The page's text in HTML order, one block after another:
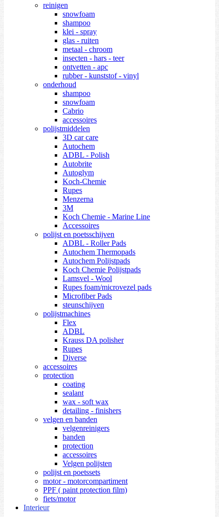
reinigen
snowfoam
shampoo
klei - spray
glas - ruiten
metaal - chroom
insecten - hars - teer
ontvetten - apc
rubber - kunststof - vinyl
onderhoud
shampoo
snowfoam
Cabrio
accessoires
polijstmiddelen
3D car care
Autochem
ADBL - Polish
Autobrite
Autoglym
Koch-Chemie
Rupes
Menzerna
3M
Koch Chemie - Marine Line
Accessoires
polijst en poetsschijven
ADBL - Roller Pads
Autochem Thermopads
Autochem Polijstpads
Koch Chemie Polijstpads
Lamsvel - Wool
Rupes foam/microvezel pads
Microfiber Pads
steunschijven
polijstmachines
Flex
ADBL
Krauss DA polisher
Rupes
Diverse
accessoires
protection
coating
sealant
wax - soft wax
detailing - finishers
velgen en banden
velgenreinigers
banden
protection
accessoires
Velgen polijsten
polijst en poetssets
motor - motorcompartiment
PPF ( paint protection film)
fiets/motor
Interieur